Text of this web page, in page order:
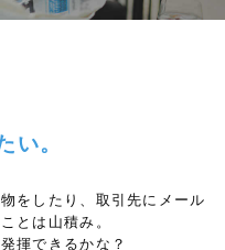
い。
をしたり、取引先にメール
とは山積み。
揮できるかな？